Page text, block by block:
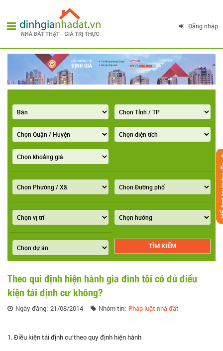
Đăng nhập
Theo qui định hiện hành gia đình tôi có đủ điều
kiện tái định cư không?
Ngày đăng: 21/08/2014 Nhóm tin: Pháp luật nhà đất
1. Điều kiện tái định cư theo quy định hiện hành